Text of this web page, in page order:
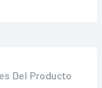
Del Producto